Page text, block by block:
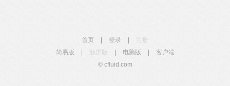
首页 登录
简易版
触屏版 电脑版
客户端
© cfluid.com